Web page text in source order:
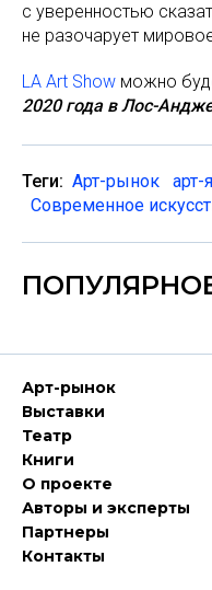
с уверенностью
не разочарует
LA Art Show можно
2020 года в Лос-
Теги: Арт-рынок арт-
Современное
Арт-рынок
Выставки
Театр
Книги
О проекте
Авторы и эксперты
Партнеры
Контакты